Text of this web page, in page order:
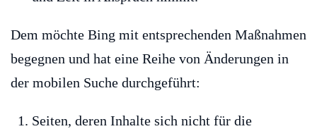
Dem möchte Bing mit entsprechenden Maßnahmen
begegnen und hat eine Reihe von Änderungen in
der mobilen Suche durchgeführt:
Seiten, deren Inhalte sich nicht für die